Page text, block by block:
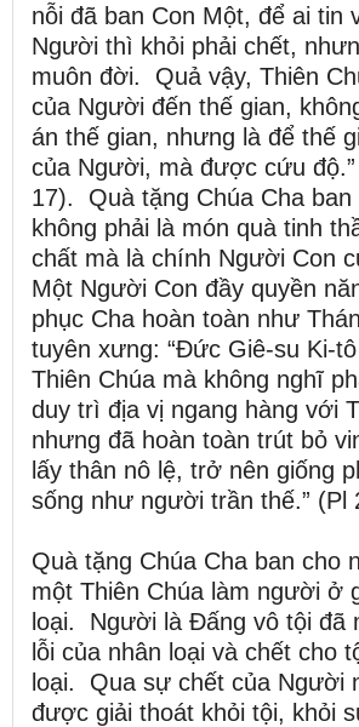
nỗi đã ban Con Một, để ai tin
Người thì khỏi phải chết,
muôn đời. Quả vậy, Thiên
của Người đến thế gian,
án thế gian, nhưng là để thế
của Người, mà được cứu
17). Quà tặng Chúa Cha ban
không phải là món quà tinh
chất mà là chính Người Con
Một Người Con đầy quyền
phục Cha hoàn toàn như
tuyên xưng: “Đức Giê-su Ki-
Thiên Chúa mà không nghĩ
duy trì địa vị ngang hàng với
nhưng đã hoàn toàn trút bỏ
lấy thân nô lệ, trở nên giống
sống như người trần thế.” (Pl
Quà tặng Chúa Cha ban cho
một Thiên Chúa làm người ở
loại. Người là Đấng vô tội đã
lỗi của nhân loại và chết cho
loại. Qua sự chết của Người
được giải thoát khỏi tội, khỏi